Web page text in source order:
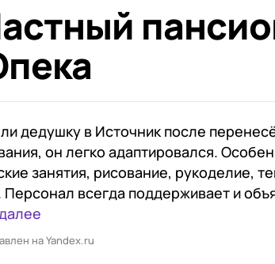
дедушку в Источник после
он легко адаптировался.
занятия, рисование, рукоделие,
Персонал всегда поддерживает и
на Yandex.ru